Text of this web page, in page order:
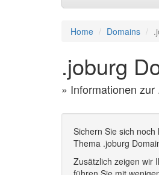
Home Domains
.joburg
» Informationen
Sichern Sie sich noch
Thema .joburg
Zusätzlich zeigen wir